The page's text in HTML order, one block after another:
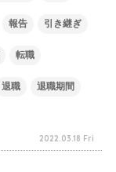
報告 引き継ぎ
転職
退職 退職期間
2022.03.18 Fri